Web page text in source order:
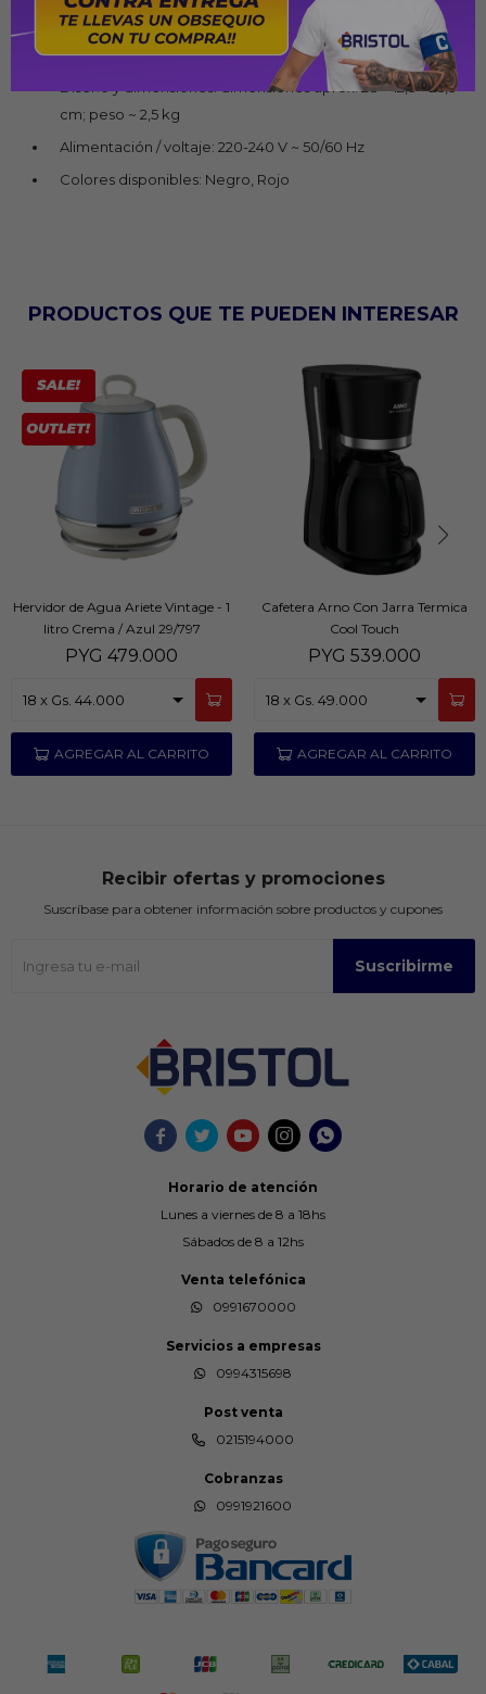
Bandeja recoge gotas: extraíble para limpieza
Apagado automático: luego de 9 minutos de inactividad
Diseño y dimensiones: dimensiones aprox. 28 × 12,5 × 25,5
cm; peso ~ 2,5 kg
Alimentación / voltaje: 220-240 V ~ 50/60 Hz
Colores disponibles: Negro, Rojo
PRODUCTOS QUE TE PUEDEN INTERESAR
Hervidor de Agua Ariete Vintage - 1
litro Crema / Azul 29/797
PYG 479.000
Cafetera Arno Con Jarra Termica
Cool Touch
PYG 539.000
    
Horario de atención
Lunes a viernes de 8 a 18hs
Sábados de 8 a 12hs
Venta telefónica
0991670000
Servicios a empresas
0994315698
Post venta
0215194000
Cobranzas
0991921600
Recibir ofertas y promociones
Suscríbase para obtener información sobre productos y cupones
Suscribirme